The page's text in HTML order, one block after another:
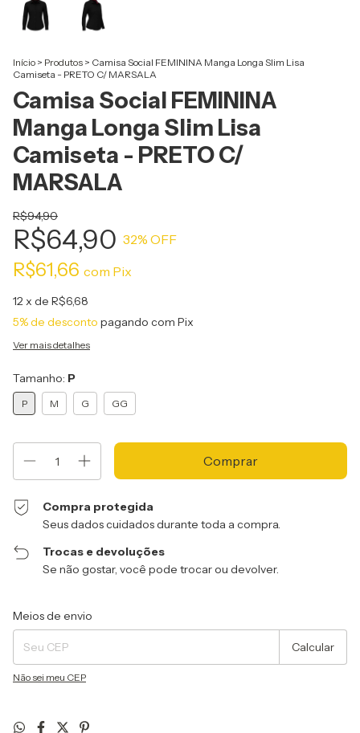
Início > Produtos > Camisa Social FEMININA Manga Longa Slim Lisa
Camiseta - PRETO C/ MARSALA
Camisa Social FEMININA
Manga Longa Slim Lisa
Camiseta - PRETO C/
MARSALA
R$94,90
R$64,90 32% OFF
R$61,66 com Pix
12x de R$6,68
5% de desconto pagando com Pix
Ver mais detalhes
Tamanho: P
P M G GG
Compra protegida
Seus dados cuidados durante toda a compra.
Trocas e devoluções
Se não gostar, você pode trocar ou devolver.
Entregas para o CEP:
Meios de envio
Calcular
Não sei meu CEP